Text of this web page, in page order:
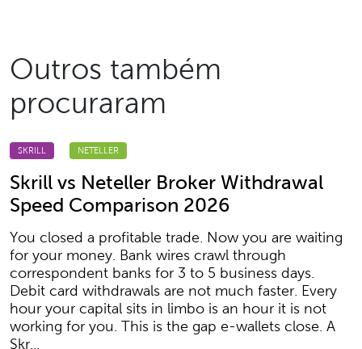
Outros também
procuraram
SKRILL NETELLER
Skrill vs Neteller Broker Withdrawal
Speed Comparison 2026
You closed a profitable trade. Now you are waiting
for your money. Bank wires crawl through
correspondent banks for 3 to 5 business days.
Debit card withdrawals are not much faster. Every
hour your capital sits in limbo is an hour it is not
working for you. This is the gap e-wallets close. A
Skr...